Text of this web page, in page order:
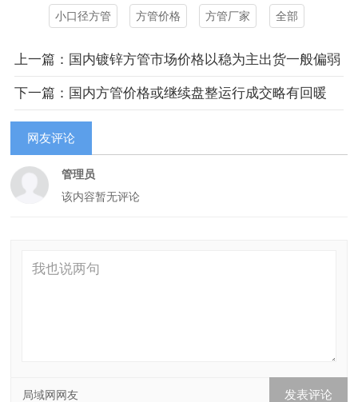
小口径方管 方管价格 方管厂家 全部
上一篇：国内镀锌方管市场价格以稳为主出货一般偏弱
下一篇：国内方管价格或继续盘整运行成交略有回暖
网友评论
管理员
该内容暂无评论
局域网网友